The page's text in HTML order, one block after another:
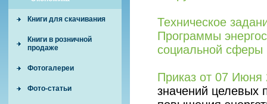
Книги для скачивания
Книги в розничной
продаже
Фотогалереи
Фото-статьи
Техническое
Программы
социальной сферы
Приказ от 07 Июня
значений целевых